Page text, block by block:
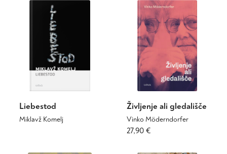
Liebestod
Miklavž Komelj
ima
Življenje ali gledališče
Vinko Möderndorfer
27,90 €Ta
ima